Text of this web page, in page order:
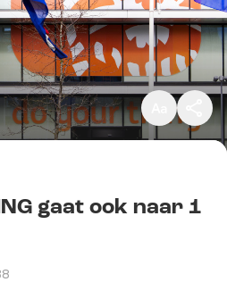
Klein
Standaard
Groot
gaat ook naar 1